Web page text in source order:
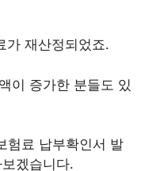
가 재산정되었죠.
이 증가한 분들도 있
험료 납부확인서 발
겠습니다.